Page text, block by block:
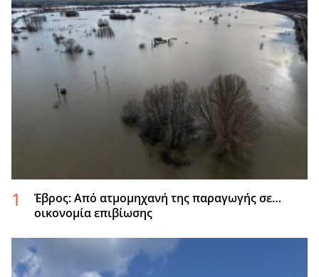
Έβρος: Από ατμομηχανή της παραγωγής σε…
οικονομία επιβίωσης